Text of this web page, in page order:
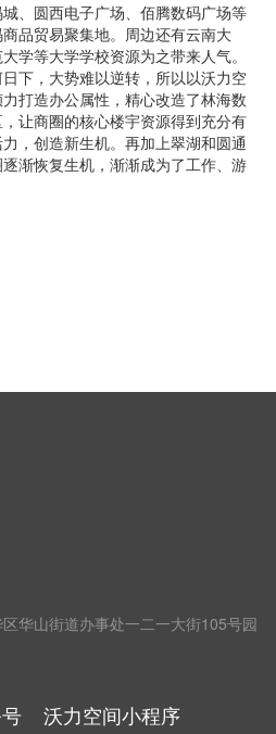
、圆西电子广场、佰腾数码广场等
品贸易聚集地。周边还有云南大
学等大学学校资源为之带来人气。
下，大势难以逆转，所以以沃力空
打造办公属性，精心改造了林海数
让商圈的核心楼宇资源得到充分有
，创造新生机。再加上翠湖和圆通
渐恢复生机，渐渐成为了工作、游
华山街道办事处一二一大街105号园
沃力空间小程序